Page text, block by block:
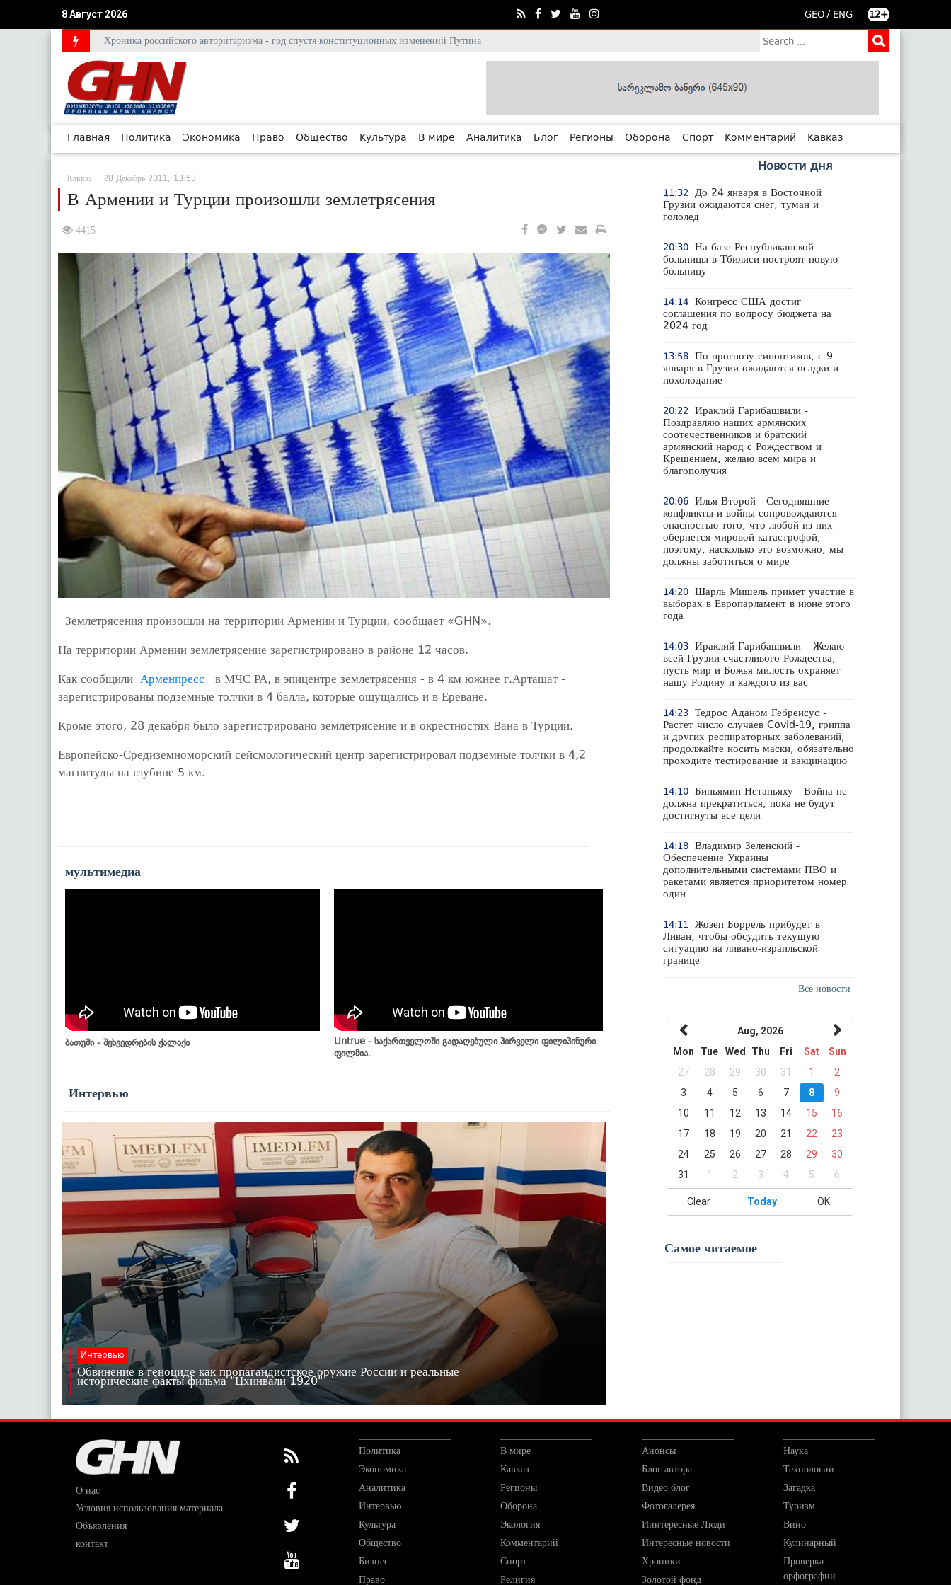
8 Август 2026 GEO / ENG 12+
Хроника российского авторитаризма - год спустя конституционных изменений Путина
Главная Политика Экономика Право Общество Культура В мире Аналитика Блог Регионы Оборона Спорт Комментарий Кавказ
Кавказ 28 Декабрь 2011, 13:53
В Армении и Турции произошли землетрясения
4415
Землетрясения произошли на территории Армении и Турции, сообщает «GHN».
На территории Армении землетрясение зарегистрировано в районе 12 часов.
Как сообщили Арменпресс в МЧС РА, в эпицентре землетрясения - в 4 км южнее г.Арташат -
зарегистрированы подземные толчки в 4 балла, которые ощущались и в Ереване.
Кроме этого, 28 декабря было зарегистрировано землетрясение и в окрестностях Вана в Турции.
Европейско-Средиземноморский сейсмологический центр зарегистрировал подземные толчки в 4,2
магнитуды на глубине 5 км.
мультимедиа
ბათუმი - შეხვედრების ქალაქი
Untrue - საქართველოში გადაღებული პირველი ფილიპინური
ფილმია.
Интервью
Интервью
Обвинение в геноциде как пропагандистское оружие России и реальные
исторические факты фильма "Цхинвали 1920"
Новости дня
11:32
До 24 января в Восточной
Грузии ожидаются снег, туман и
гололед
20:30 На базе Республиканской
больницы в Тбилиси построят новую
больницу
14:14 Конгресс США достиг
соглашения по вопросу бюджета на
2024 год
13:58 По прогнозу синоптиков, с 9
января в Грузии ожидаются осадки и
похолодание
20:22
Ираклий Гарибашвили -
Поздравляю наших армянских
соотечественников и братский
армянский народ с Рождеством и
Крещением, желаю всем мира и
благополучия
20:06 Илья Второй - Сегодняшние
конфликты и войны сопровождаются
опасностью того, что любой из них
обернется мировой катастрофой,
поэтому, насколько это возможно, мы
должны заботиться о мире
14:20 Шарль Мишель примет участие в
выборах в Европарламент в июне этого
года
14:03 Ираклий Гарибашвили – Желаю
всей Грузии счастливого Рождества,
пусть мир и Божья милость охраняет
нашу Родину и каждого из вас
14:23 Тедрос Аданом Гебреисус -
Растет число случаев Covid-19, гриппа
и других респираторных заболеваний,
продолжайте носить маски, обязательно
проходите тестирование и вакцинацию
14:10 Биньямин Нетаньяху - Война не
должна прекратиться, пока не будут
достигнуты все цели
14:18 Владимир Зеленский -
Обеспечение Украины
дополнительными системами ПВО и
ракетами является приоритетом номер
один
14:11
Жозеп Боррель прибудет в
Ливан, чтобы обсудить текущую
ситуацию на ливано-израильской
границе
Все новости
Aug, 2026
Mon
Tue Wed Thu Fri Sat
Sun
27
28 29 30 31 1
2
3
4 5 6 7 8
9
10
11 12 13 14 15
16
17
18 19 20 21 22
23
24
25 26 27 28 29
30
31
1 2 3 4 5 6
Clear Today OK
Самое читаемое
О нас
Условия использования материала
Объявления
контакт
Политика
Экономика
Аналитика
Интервью
Культура
Общество
Бизнес
Право
В мире
Кавказ
Регионы
Оборона
Экология
Комментарий
Спорт
Религия
Анонсы
Блог автора
Видео блог
Фотогалерея
Иинтересные Люди
Интересные новости
Хроники
Золотой фонд
Наука
Технологии
Загадка
Туризм
Вино
Кулинарный
Проверка
орфографии